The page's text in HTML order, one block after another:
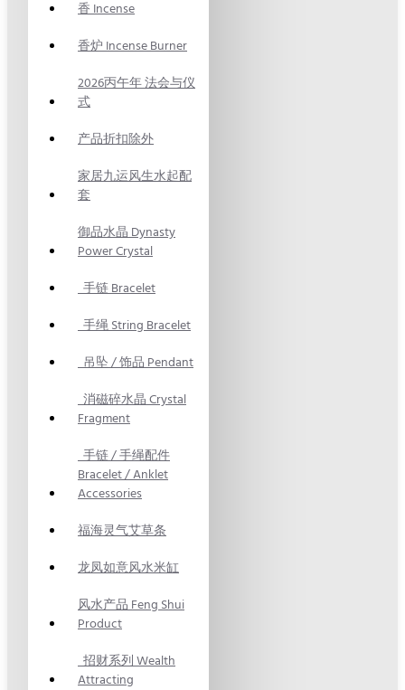
香 Incense
香炉 Incense Burner
2026丙午年 法会与仪
式
产品折扣除外
家居九运风生水起配
套
御品水晶 Dynasty
Power Crystal
手链 Bracelet
手绳 String Bracelet
吊坠 / 饰品 Pendant
消磁碎水晶 Crystal
Fragment
手链 / 手绳配件
Bracelet / Anklet
Accessories
福海灵气艾草条
龙凤如意风水米缸
风水产品 Feng Shui
Product
招财系列 Wealth
Attracting